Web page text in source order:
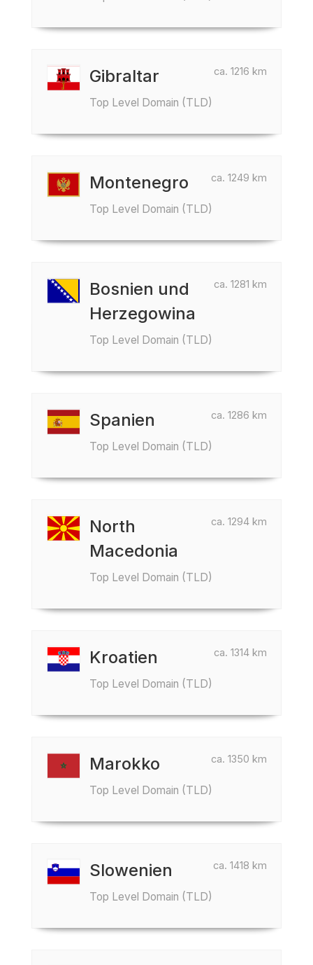
ca. 1216 km
Gibraltar
Top Level Domain (TLD)
ca. 1249 km
Montenegro
Top Level Domain (TLD)
ca. 1281 km
Bosnien und
Herzegowina
Top Level Domain (TLD)
ca. 1286 km
Spanien
Top Level Domain (TLD)
ca. 1294 km
North
Macedonia
Top Level Domain (TLD)
ca. 1314 km
Kroatien
Top Level Domain (TLD)
ca. 1350 km
Marokko
Top Level Domain (TLD)
ca. 1418 km
Slowenien
Top Level Domain (TLD)